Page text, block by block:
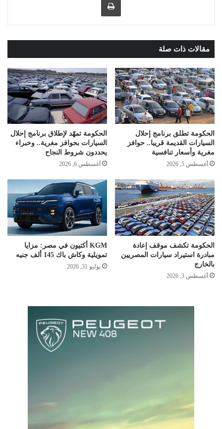
مقالات ذات صلة
الحكومة تطلق برنامج إحلال
السيارات القديمة قريبا.. حوافز
مغرية وأسعار تنافسية
أغسطس 5, 2026
الحكومة تمهّد لإطلاق برنامج إحلال
السيارات بحوافز مغرية.. وخبراء
يحددون شروط النجاح
أغسطس 6, 2026
الحكومة تكشف موقف إعادة
مبادرة استيراد سيارات المصريين
بالخارج
أغسطس 3, 2026
KGM أكتيون في مصر: مزايا
تمويلية وكاش باك 145 ألف جنيه
يوليو 31, 2026